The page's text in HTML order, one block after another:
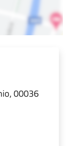
00036